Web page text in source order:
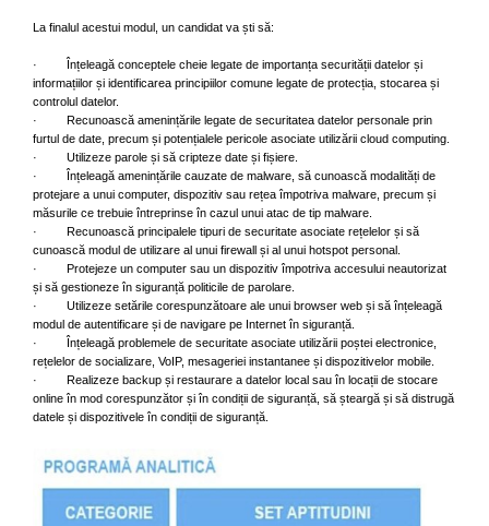
La finalul acestui modul, un candidat va ști să:
· Înțeleagă conceptele cheie legate de importanța securității datelor și
informațiilor și identificarea principiilor comune legate de protecția, stocarea și
controlul datelor.
· Recunoască amenințările legate de securitatea datelor personale prin
furtul de date, precum și potențialele pericole asociate utilizării cloud computing.
· Utilizeze parole și să cripteze date și fișiere.
· Înțeleagă amenințările cauzate de malware, să cunoască modalități de
protejare a unui computer, dispozitiv sau rețea împotriva malware, precum și
măsurile ce trebuie întreprinse în cazul unui atac de tip malware.
· Recunoască principalele tipuri de securitate asociate rețelelor și să
cunoască modul de utilizare al unui firewall și al unui hotspot personal.
· Protejeze un computer sau un dispozitiv împotriva accesului neautorizat
și să gestioneze în siguranță politicile de parolare.
· Utilizeze setările corespunzătoare ale unui browser web și să înțeleagă
modul de autentificare și de navigare pe Internet în siguranță.
· Înțeleagă problemele de securitate asociate utilizării poștei electronice,
rețelelor de socializare, VoIP, mesageriei instantanee și dispozitivelor mobile.
· Realizeze backup și restaurare a datelor local sau în locații de stocare
online în mod corespunzător și în condiții de siguranță, să șteargă și să distrugă
datele și dispozitivele în condiții de siguranță.